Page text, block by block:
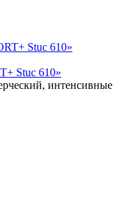
Stuc 610»
интенсивные